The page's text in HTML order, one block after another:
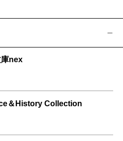
庫nex
＆History Collection